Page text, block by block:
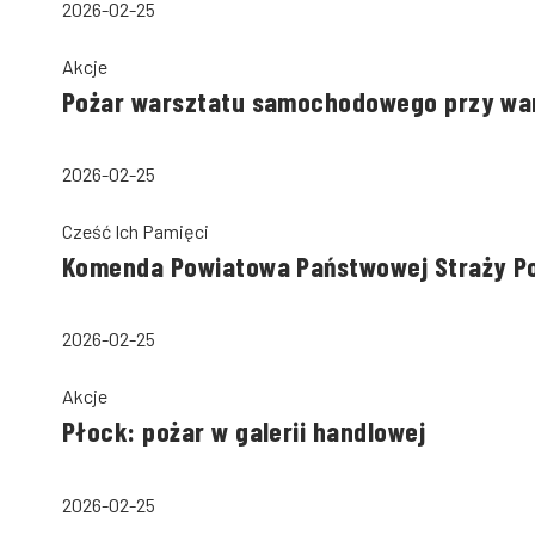
2026-02-25
Akcje
Pożar warsztatu samochodowego przy
2026-02-25
Cześć Ich Pamięci
Komenda Powiatowa Państwowej Straży
2026-02-25
Akcje
Płock: pożar w galerii handlowej
2026-02-25